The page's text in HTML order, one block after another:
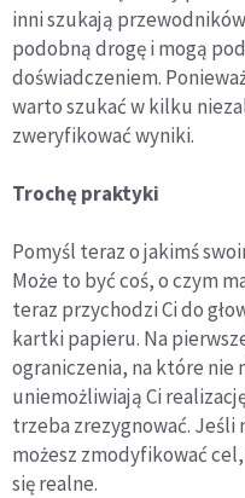
inni szukają
podobną drogę i mogą
doświadczeniem.
warto szukać w kilku
zweryfikować wyniki.
Trochę praktyki
Pomyśl teraz o jakimś
Może to być coś, o czym
teraz przychodzi Ci do
kartki papieru. Na
ograniczenia, na które nie
uniemożliwiają Ci
trzeba zrezygnować. Jeśli
możesz zmodyfikować
się realne.